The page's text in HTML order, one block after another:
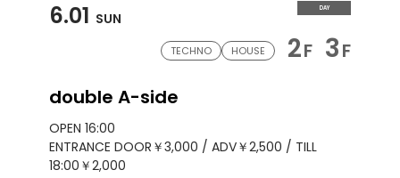
6.01 SUN
DAY
TECHNO HOUSE 2F 3F
double A-side
OPEN 16:00
ENTRANCE DOOR￥3,000 / ADV￥2,500 / TILL
18:00￥2,000